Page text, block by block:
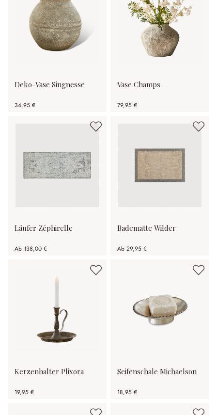
Deko-Vase Singnesse
34,95 €
Vase Champs
79,95 €
Läufer Zéphirelle
Ab 138,00 €
Badematte Wilder
Ab 29,95 €
Kerzenhalter Plixora
19,95 €
Seifenschale Michaelson
18,95 €